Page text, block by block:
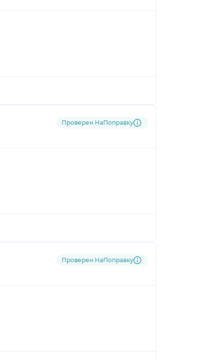
Проверен НаПоправку
Проверен НаПоправку